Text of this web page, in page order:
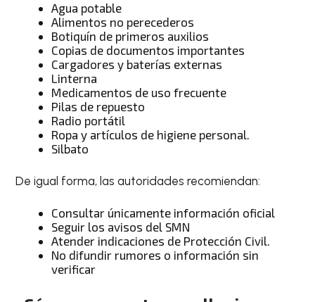
Agua potable
Alimentos no perecederos
Botiquín de primeros auxilios
Copias de documentos importantes
Cargadores y baterías externas
Linterna
Medicamentos de uso frecuente
Pilas de repuesto
Radio portátil
Ropa y artículos de higiene personal.
Silbato
De igual forma, las autoridades recomiendan:
Consultar únicamente información oficial
Seguir los avisos del SMN
Atender indicaciones de Protección Civil.
No difundir rumores o información sin
verificar